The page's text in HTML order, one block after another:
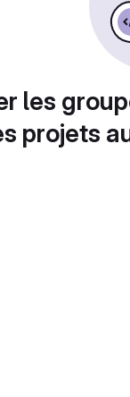
les
projets